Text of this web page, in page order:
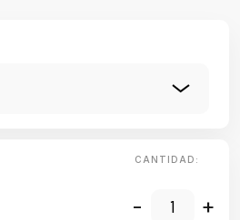
CANTIDAD:
- +